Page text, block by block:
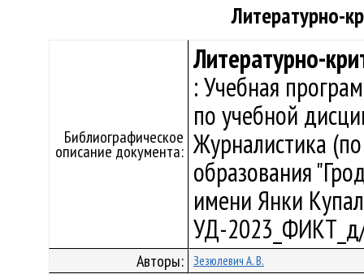
Литературно-
Библиографическое
описание документа:
Литературно-
: Учебная
по учебной
Журналистика
образования
имени Янки
УД-
Авторы: Зезюлевич А. В.